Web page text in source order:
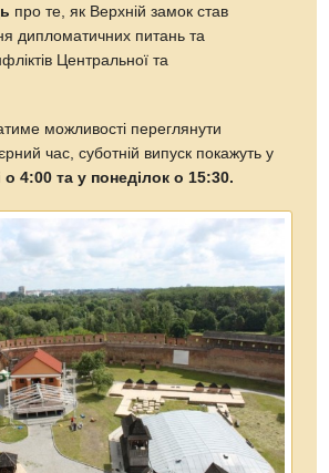
про те, як Верхній замок став
дипломатичних питань та
Центральної та
можливості переглянути
час, суботній випуск покажуть у
о 4:00 та у понеділок о 15:30.